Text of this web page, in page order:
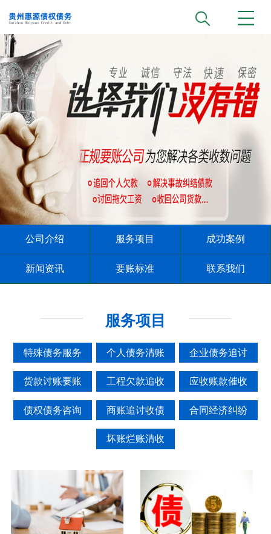
公司介绍 服务项目 成功案例
新闻资讯 要账标准 联系我们
服务项目
特殊债务服务 个人债务清账 企业债务追讨
货款讨账要账 工程欠款追收 应收账款催收
债权债务咨询 商账追讨收债 合同经济纠纷
坏账烂账清收